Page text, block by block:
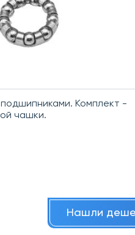
Комплект -
чашки.
Нашли